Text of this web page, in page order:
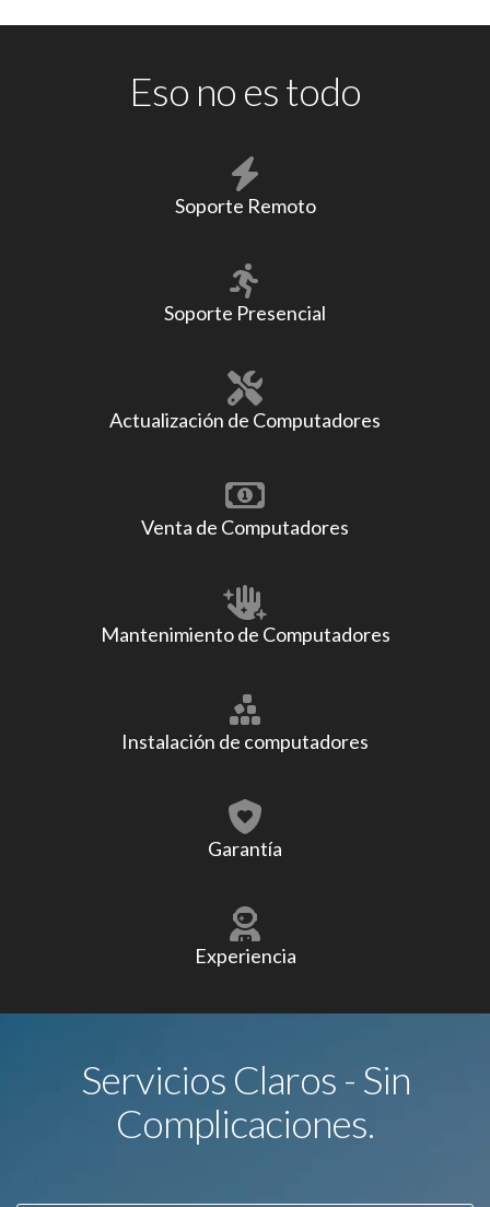
Eso no es todo
Soporte Remoto
Soporte Presencial
Actualización de Computadores
Venta de Computadores
Mantenimiento de Computadores
Instalación de computadores
Garantía
Experiencia
Servicios Claros - Sin
Complicaciones.